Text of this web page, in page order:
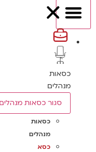
כסאות
מנהלים
סגור כסאות מנהלים
כסאות
מנהלים
כסא